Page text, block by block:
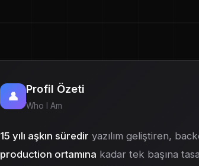
👤
Profil Özeti
Who I Am
15 yılı aşkın süredir yazılım geliştiren,
production ortamına kadar tek başına